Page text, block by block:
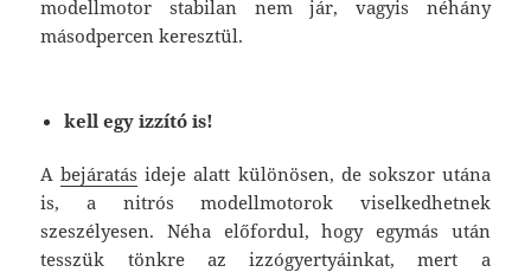
modellmotor stabilan nem jár, vagyis néhány
másodpercen keresztül.
kell egy izzító is!
Abejáratás ideje alatt különösen, de sokszor utána
is, a nitrós modellmotorok viselkedhetnek
szeszélyesen. Néha előfordul, hogy egymás után
tesszük tönkre az izzógyertyáinkat, mert a